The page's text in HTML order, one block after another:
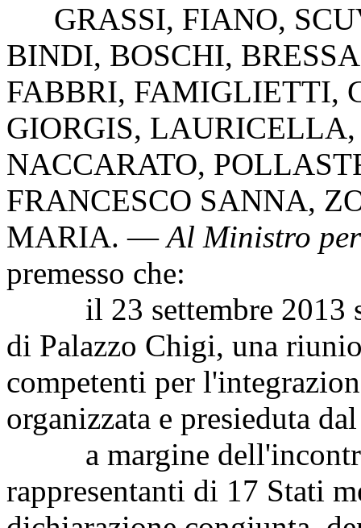
GRASSI, FIANO,
BINDI, BOSCHI, BRESSA
FABBRI, FAMIGLIETTI,
GIORGIS, LAURICELLA
NACCARATO,
FRANCESCO SANNA,
MARIA. — Al Ministro
premesso che:
il 23 settembre 2013 si
di Palazzo Chigi, una
competenti per
organizzata e presieduta
a margine
rappresentanti di 17 Stati